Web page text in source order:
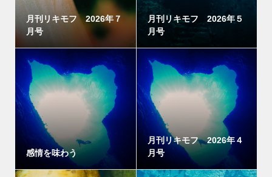
月刊リキモフ 2026年７
月号
月刊リキモフ 2026年５
月号
感情を味わう
月刊リキモフ 2026年４
月号